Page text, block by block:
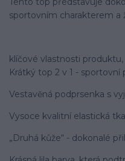
sportovním charakterem a
klíčové vlastnosti
Krátký top 2 v 1 -
Vestavěná podprsenka s
Vysoce kvalitní elastická
„Druhá kůže“ - dokonalé